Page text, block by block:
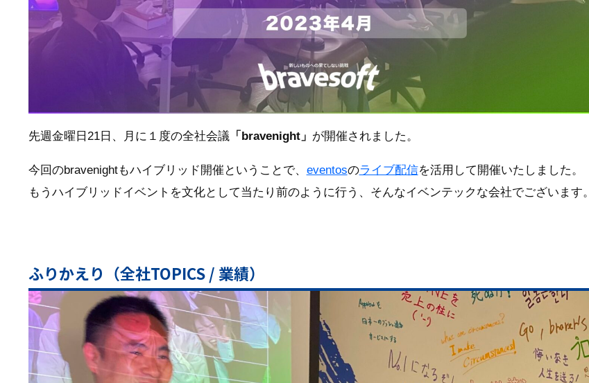
先週金曜日21日、月に１度の全社会議「bravenight」 が開催されました。
今回のbravenightもハイブリッド開催ということで、 eventosのライブ配信を活用して開催いたしました。
もうハイブリッドイベントを文化として当たり前のように行う、そんなイベンテックな会社でございます。
ふりかえり（全社TOPICS / 業績）